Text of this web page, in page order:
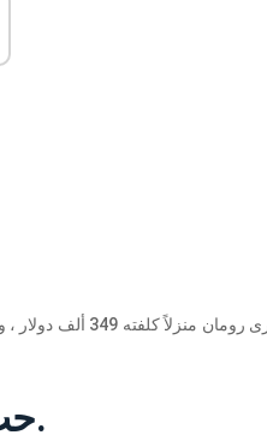
حب رومان أتوود لسيارات نيسان.